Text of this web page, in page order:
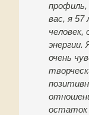
вас, я 57
человек,
энергии.
очень
остаток